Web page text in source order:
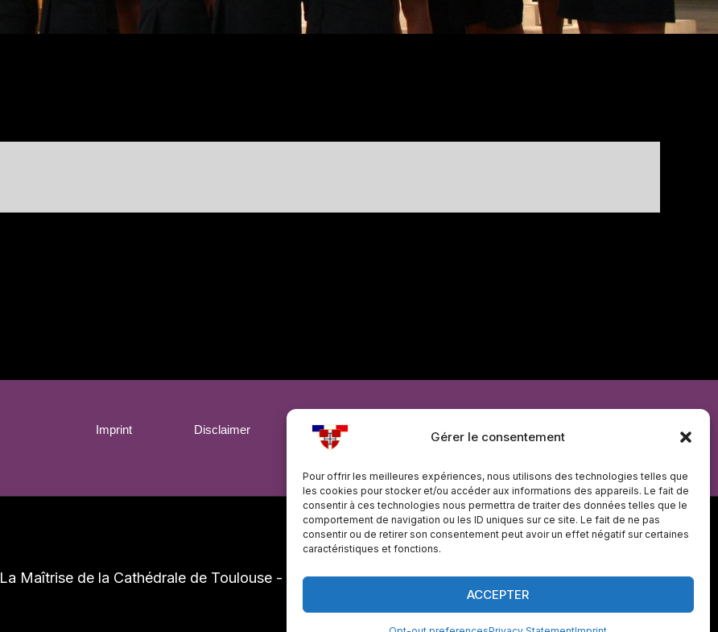
Gérer le consentement
Pour offrir les meilleures expériences, nous utilisons des technologies telles que
les cookies pour stocker et/ou accéder aux informations des appareils. Le fait de
consentir à ces technologies nous permettra de traiter des données telles que le
comportement de navigation ou les ID uniques sur ce site. Le fait de ne pas
consentir ou de retirer son consentement peut avoir un effet négatif sur certaines
caractéristiques et fonctions.
ACCEPTER
Imprint Disclaimer Politique de cookies
La Maîtrise de la Cathédrale de Toulouse - Tous droits réservés